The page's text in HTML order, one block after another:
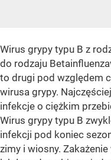
Wirus grypy typu B z
do rodzaju
to drugi pod względem
wirusa grypy.
infekcje o ciężkim
Wirus grypy typu B
infekcji pod koniec
zimy i wiosny.